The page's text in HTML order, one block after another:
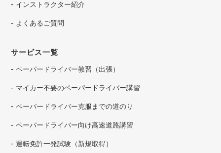
インストラクター紹介
よくあるご質問
サービス一覧
ペーパードライバー教習（出張）
マイカー不要のペーパードライバー講習
ペーパードライバー克服までの道のり
ペーパードライバー向け高速道路講習
運転免許一発試験（新規取得）